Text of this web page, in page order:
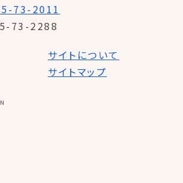
73-2011
73-2288
サイトについて
サイトマップ